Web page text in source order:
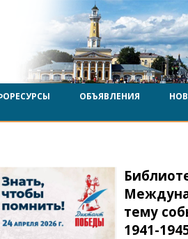
ОБЪЯВЛЕНИЯ
тему
1941-